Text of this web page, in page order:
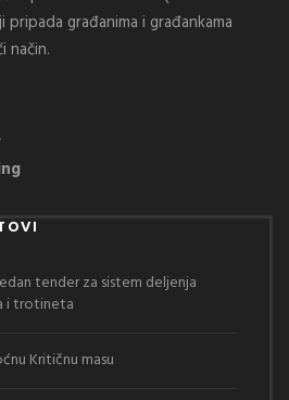
građanima i građankama
način.
tender za sistem deljenja
i trotineta
Kritičnu masu